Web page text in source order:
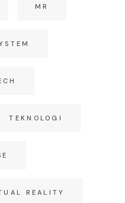
MR
TEKNOLOGI
REALITY